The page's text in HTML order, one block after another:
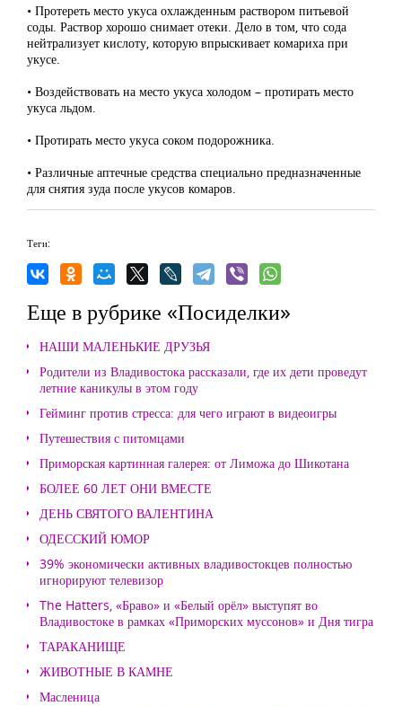
• Протереть место укуса охлажденным раствором питьевой
соды. Раствор хорошо снимает отеки. Дело в том, что сода
нейтрализует кислоту, которую впрыскивает комариха при
укусе.
• Воздействовать на место укуса холодом – протирать место
укуса льдом.
• Протирать место укуса соком подорожника.
• Различные аптечные средства специально предназначенные
для снятия зуда после укусов комаров.
Теги:
Еще в рубрике «Посиделки»
НАШИ МАЛЕНЬКИЕ ДРУЗЬЯ
Родители из Владивостока рассказали, где их дети проведут
летние каникулы в этом году
Гейминг против стресса: для чего играют в видеоигры
Путешествия с питомцами
Приморская картинная галерея: от Лиможа до Шикотана
БОЛЕЕ 60 ЛЕТ ОНИ ВМЕСТЕ
ДЕНЬ СВЯТОГО ВАЛЕНТИНА
ОДЕССКИЙ ЮМОР
39% экономически активных владивостокцев полностью
игнорируют телевизор
The Hatters, «Браво» и «Белый орёл» выступят во
Владивостоке в рамках «Приморских муссонов» и Дня тигра
ТАРАКАНИЩЕ
ЖИВОТНЫЕ В КАМНЕ
Масленица